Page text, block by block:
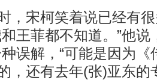
宋柯笑着说已经有很
王菲都不知道。”他说
误解，“可能是因为
，还有去年(张)亚东的